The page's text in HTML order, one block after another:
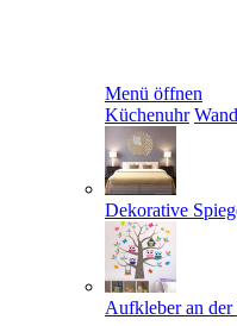
Menü öffnen
Küchenuhr
Dekorative
Aufkleber an der